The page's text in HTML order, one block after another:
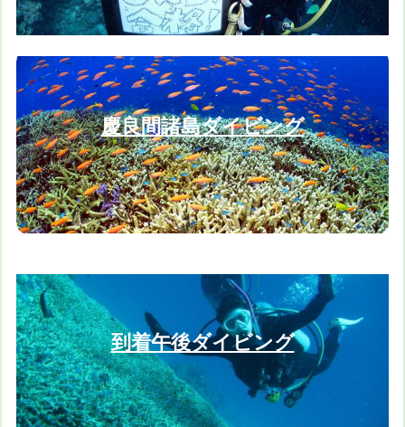
慶良間諸島ダイビング
到着午後ダイビング